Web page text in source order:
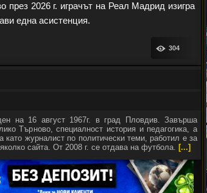
през 2026 г. играчът на Реал Мадрид изигра
една асистенция.
304
на 16 август 1967г. в град Пловдив. Завърша
Търново, специалност история и педагогика, а
като журналист по политически теми, работил е за
сайта. От 2008 г. се отдава на футбола. [...]